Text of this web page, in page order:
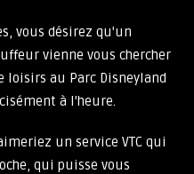
vous désirez qu'un
vienne vous chercher
loisirs au Parc Disneyland
à l'heure.
un service VTC qui
qui puisse vous